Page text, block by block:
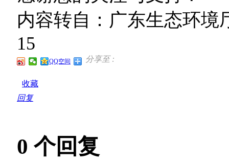
内容转自：广东生态环境
15
分享至 :
QQ空间
收藏
回复
0 个回复